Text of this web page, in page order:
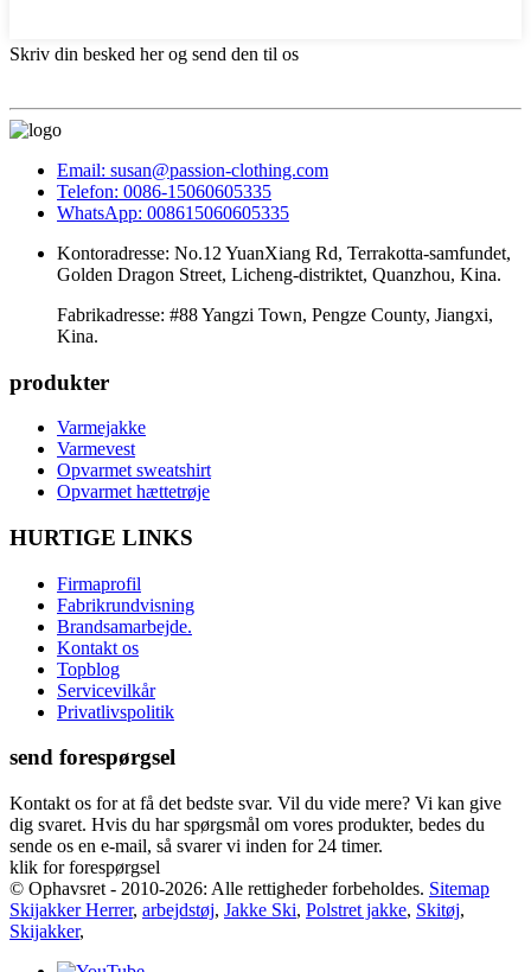
Skriv din besked her og send den til os
Email: susan@passion-clothing.com
Telefon: 0086-15060605335
WhatsApp: 008615060605335
Kontoradresse: No.12 YuanXiang Rd, Terrakotta-samfundet,
Golden Dragon Street, Licheng-distriktet, Quanzhou, Kina.
Fabrikadresse: #88 Yangzi Town, Pengze County, Jiangxi,
Kina.
produkter
Varmejakke
Varmevest
Opvarmet sweatshirt
Opvarmet hættetrøje
HURTIGE LINKS
Firmaprofil
Fabrikrundvisning
Brandsamarbejde.
Kontakt os
Topblog
Servicevilkår
Privatlivspolitik
send forespørgsel
Kontakt os for at få det bedste svar. Vil du vide mere? Vi kan give
dig svaret. Hvis du har spørgsmål om vores produkter, bedes du
sende os en e-mail, så svarer vi inden for 24 timer.
klik for forespørgsel
© Ophavsret - 2010-2026: Alle rettigheder forbeholdes. Sitemap
Skijakker Herrer, arbejdstøj, Jakke Ski, Polstret jakke, Skitøj,
Skijakker,